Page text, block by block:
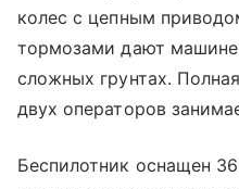
колес с цепным
тормозами дают
сложных грунтах.
двух операторов
Беспилотник оснащен